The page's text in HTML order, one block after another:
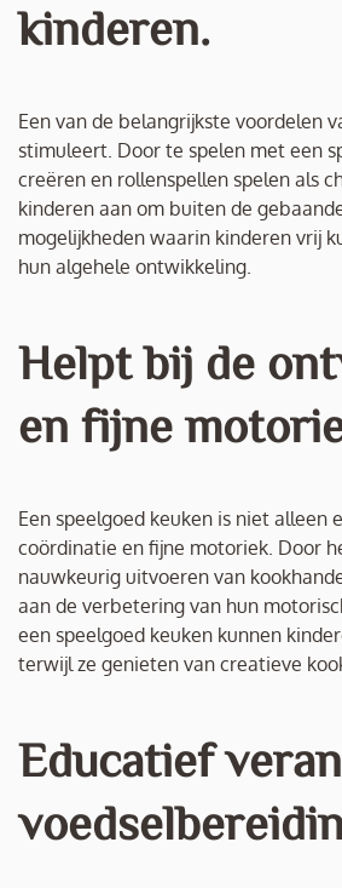
kinderen.
Een van de belangrijkste voordelen
stimuleert. Door te spelen met een
creëren en rollenspellen spelen als
kinderen aan om buiten de
mogelijkheden waarin kinderen vrij
hun algehele ontwikkeling.
Helpt bij de
en fijne
Een speelgoed keuken is niet
coördinatie en fijne motoriek. Door
nauwkeurig uitvoeren van
aan de verbetering van hun
een speelgoed keuken kunnen
terwijl ze genieten van creatieve
Educatief